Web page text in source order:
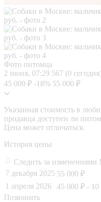
Фото питомца
2 июня, 07:29 567 (0
45 000 ₽ -18% 55 000 ₽
Указанная стоимость в
продавца доступен ли
Цена может отличаться.
История цены
Следить за изменениями
7 декабря 2025 55 000 ₽
1 апреля 2026
45 000 ₽ - 10
Позвонить